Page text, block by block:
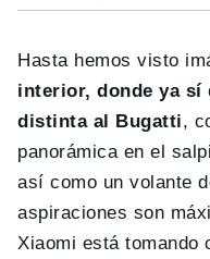
Hasta hemos visto
interior, donde ya sí
distinta al Bugatti,
panorámica en el
así como un volante
aspiraciones son
Xiaomi está tomando